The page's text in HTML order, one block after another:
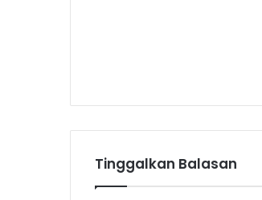
Tinggalkan Balasan